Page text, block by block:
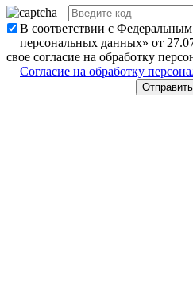
В соответствии с
персональных данных» от
свое согласие на обработку
Согласие на обработку